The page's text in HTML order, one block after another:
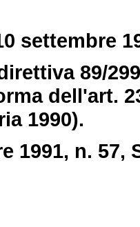
settembre
89/
dell'art.
1990).
1991, n.